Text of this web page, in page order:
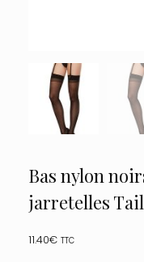
Bas nylon
jarretelles
11.40€ TTC